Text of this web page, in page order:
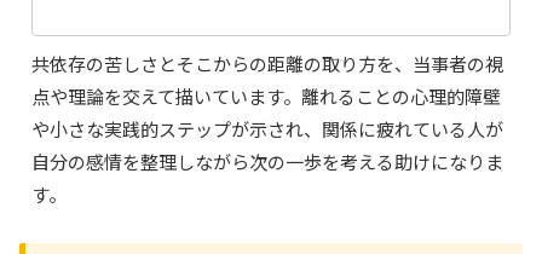
共依存の苦しさとそこからの距離の取り方を、当事者の視
点や理論を交えて描いています。離れることの心理的障壁
や小さな実践的ステップが示され、関係に疲れている人が
自分の感情を整理しながら次の一歩を考える助けになりま
す。